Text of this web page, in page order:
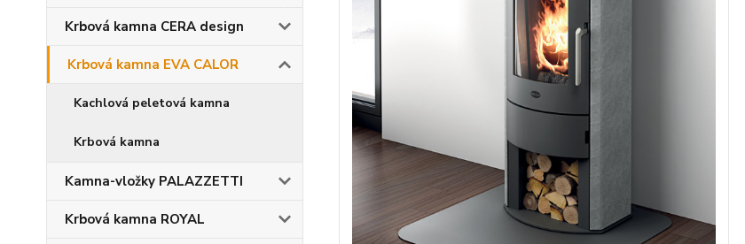
Krbová kamna CERA design
Krbová kamna EVA CALOR
Kachlová peletová kamna
Krbová kamna
Kamna-vložky PALAZZETTI
Krbová kamna ROYAL